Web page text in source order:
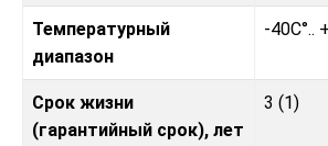
Температурный
диапазон
-40C°..
Срок жизни
(гарантийный срок), лет
3 (1)